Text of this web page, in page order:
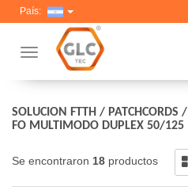
Toggle navigation
País:
SOLUCION FTTH / PATCHCORDS /
FO MULTIMODO DUPLEX 50/125
Se encontraron 18 productos